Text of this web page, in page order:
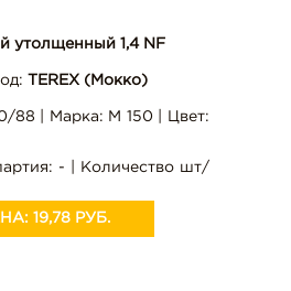
утолщенный 1,4 NF
TEREX (Мокко)
88 | Марка: М 150 | Цвет:
- | Количество шт/
19,78 РУБ.